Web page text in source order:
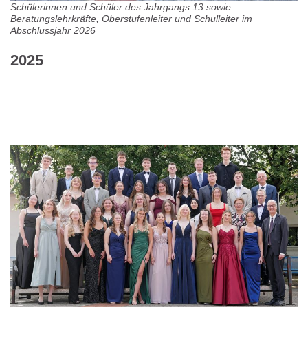
Schülerinnen und Schüler des Jahrgangs 13 sowie
Beratungslehrkräfte, Oberstufenleiter und Schulleiter im
Abschlussjahr 2026
2025